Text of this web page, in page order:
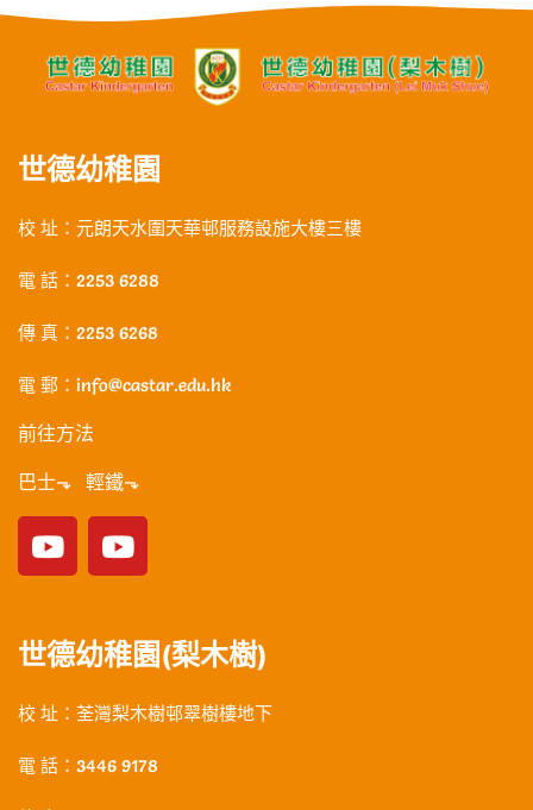
世德幼稚園
校 址：元朗天水圍天華邨服務設施大樓三樓
電 話：2253 6288
傳 真：2253 6268
電 郵：info@castar.edu.hk
前往方法
巴士⬎ 輕鐵⬎
世德幼稚園(梨木樹)
校 址：荃灣梨木樹邨翠樹樓地下
電 話：3446 9178